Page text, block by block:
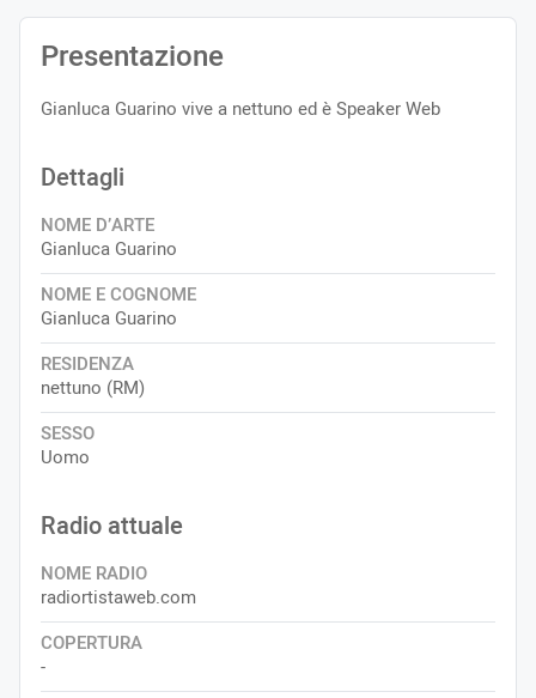
Presentazione
Gianluca Guarino vive a nettuno ed è Speaker Web
Dettagli
NOME D’ARTE
Gianluca Guarino
NOME E COGNOME
Gianluca Guarino
RESIDENZA
nettuno (RM)
SESSO
Uomo
Radio attuale
NOME RADIO
radiortistaweb.com
COPERTURA
-